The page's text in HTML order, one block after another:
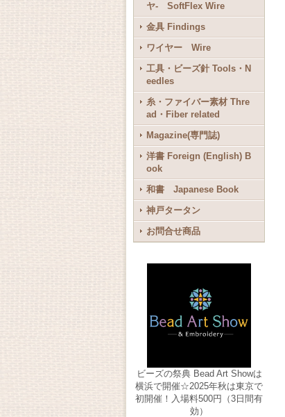
ヤ- SoftFlex Wire
金具 Findings
ワイヤー Wire
工具・ビーズ針 Tools・N
eedles
糸・ファイバー素材 Thre
ad・Fiber related
Magazine(専門誌)
洋書 Foreign (English) B
ook
和書 Japanese Book
神戸タータン
お問合せ商品
ビーズの祭典 Bead Art Showは
横浜で開催☆2025年秋は東京で
初開催！入場料500円（3日間有
効）